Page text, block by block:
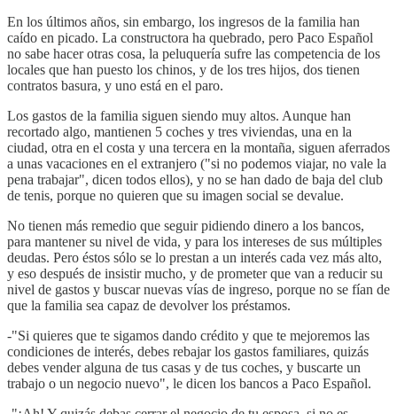
En los últimos años, sin embargo, los ingresos de la familia han
caído en picado. La constructora ha quebrado, pero Paco Español
no sabe hacer otras cosa, la peluquería sufre las competencia de los
locales que han puesto los chinos, y de los tres hijos, dos tienen
contratos basura, y uno está en el paro.
Los gastos de la familia siguen siendo muy altos. Aunque han
recortado algo, mantienen 5 coches y tres viviendas, una en la
ciudad, otra en el costa y una tercera en la montaña, siguen aferrados
a unas vacaciones en el extranjero ("si no podemos viajar, no vale la
pena trabajar", dicen todos ellos), y no se han dado de baja del club
de tenis, porque no quieren que su imagen social se devalue.
No tienen más remedio que seguir pidiendo dinero a los bancos,
para mantener su nivel de vida, y para los intereses de sus múltiples
deudas. Pero éstos sólo se lo prestan a un interés cada vez más alto,
y eso después de insistir mucho, y de prometer que van a reducir su
nivel de gastos y buscar nuevas vías de ingreso, porque no se fían de
que la familia sea capaz de devolver los préstamos.
-"Si quieres que te sigamos dando crédito y que te mejoremos las
condiciones de interés, debes rebajar los gastos familiares, quizás
debes vender alguna de tus casas y de tus coches, y buscarte un
trabajo o un negocio nuevo", le dicen los bancos a Paco Español.